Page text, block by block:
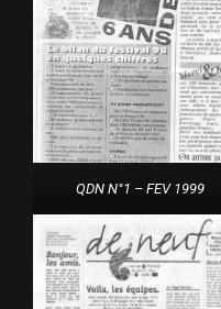
QDN N°1 – FEV 1999